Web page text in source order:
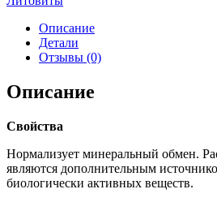
Описание
Детали
Отзывы (0)
Описание
Свойства
Нормализует минеральный обмен.
являются дополнительным
биологически активных веществ.